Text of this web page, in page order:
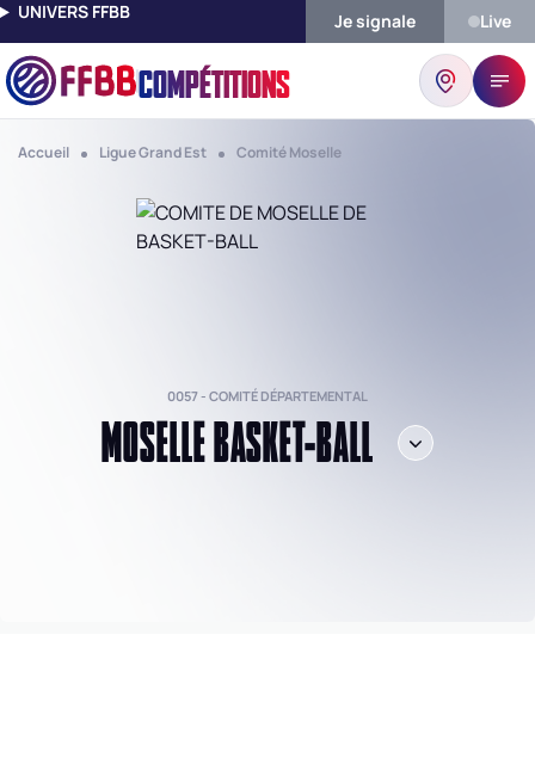
UNIVERS FFBB Je signale Live
COMPÉTITIONS
Accueil Ligue Grand Est Comité Moselle
0057 - COMITÉ DÉPARTEMENTAL
MOSELLE BASKET-BALL